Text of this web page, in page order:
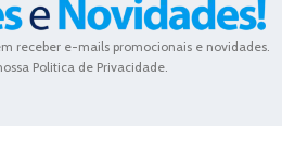
receber e-mails promocionais e novidades.
Politica de Privacidade.